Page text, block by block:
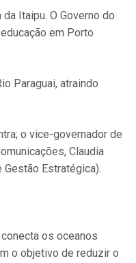
Itaipu. O Governo do
em Porto
Paraguai, atraindo
o vice-governador de
Claudia
Gestão Estratégica).
os oceanos
o objetivo de reduzir o